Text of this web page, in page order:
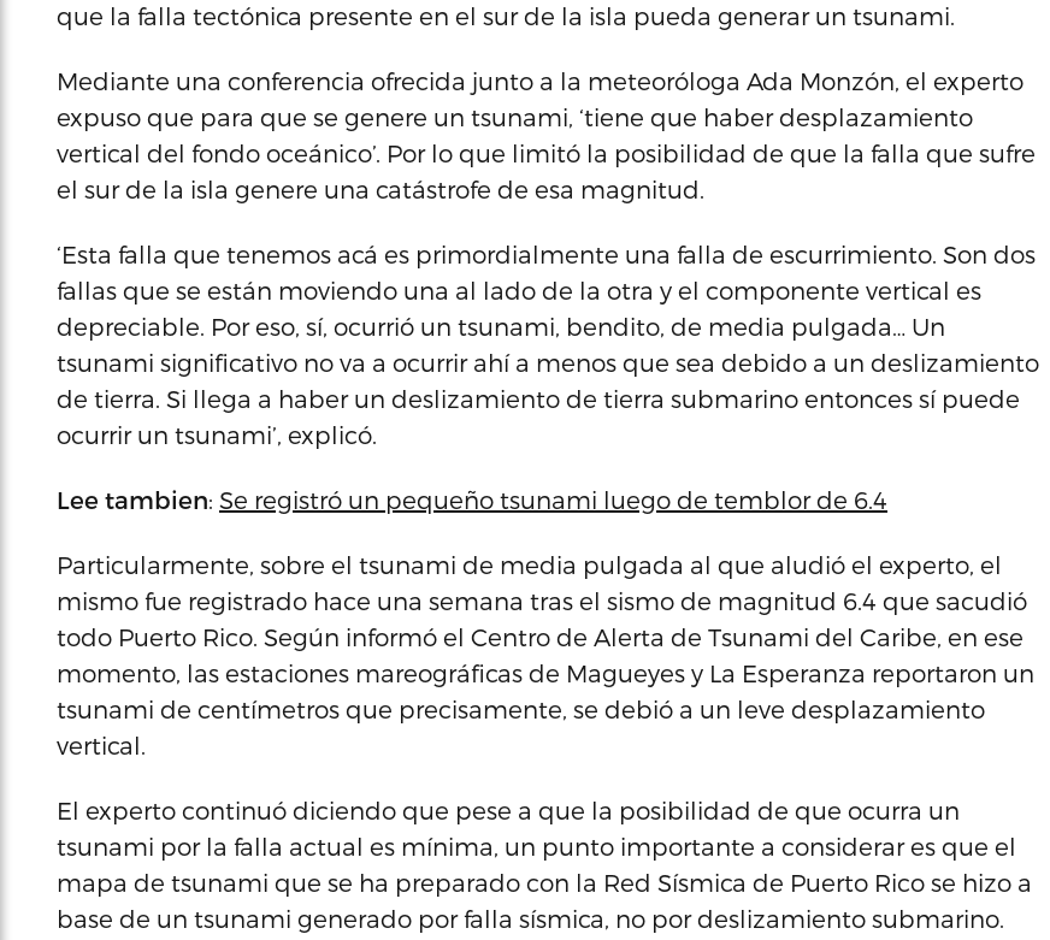
que la falla tectónica presente en el sur de la isla pueda generar un tsunami.
Mediante una conferencia ofrecida junto a la meteoróloga Ada Monzón, el experto
expuso que para que se genere un tsunami, ‘tiene que haber desplazamiento
vertical del fondo oceánico’. Por lo que limitó la posibilidad de que la falla que sufre
el sur de la isla genere una catástrofe de esa magnitud.
‘Esta falla que tenemos acá es primordialmente una falla de escurrimiento. Son dos
fallas que se están moviendo una al lado de la otra y el componente vertical es
depreciable. Por eso, sí, ocurrió un tsunami, bendito, de media pulgada… Un
tsunami significativo no va a ocurrir ahí a menos que sea debido a un deslizamiento
de tierra. Si llega a haber un deslizamiento de tierra submarino entonces sí puede
ocurrir un tsunami’, explicó.
Lee tambien: Se registró un pequeño tsunami luego de temblor de 6.4
Particularmente, sobre el tsunami de media pulgada al que aludió el experto, el
mismo fue registrado hace una semana tras el sismo de magnitud 6.4 que sacudió
todo Puerto Rico. Según informó el Centro de Alerta de Tsunami del Caribe, en ese
momento, las estaciones mareográficas de Magueyes y La Esperanza reportaron un
tsunami de centímetros que precisamente, se debió a un leve desplazamiento
vertical.
El experto continuó diciendo que pese a que la posibilidad de que ocurra un
tsunami por la falla actual es mínima, un punto importante a considerar es que el
mapa de tsunami que se ha preparado con la Red Sísmica de Puerto Rico se hizo a
base de un tsunami generado por falla sísmica, no por deslizamiento submarino.